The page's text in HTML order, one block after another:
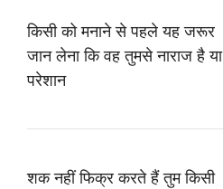
किसी को मनाने से पहले यह जरूर
जान लेना कि वह तुमसे नाराज है या
परेशान
शक नहीं फिक्र करते हैं तुम किसी